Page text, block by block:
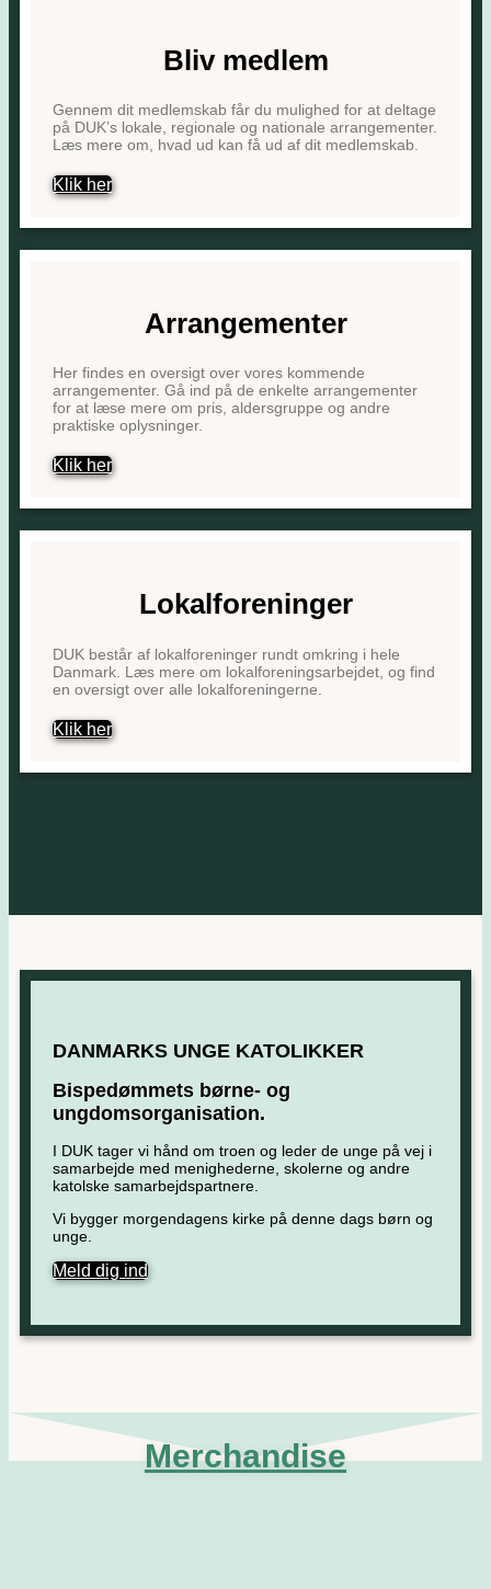
Bliv medlem
Gennem dit medlemskab får du mulighed for at deltage
på DUK’s lokale, regionale og nationale arrangementer.
Læs mere om, hvad ud kan få ud af dit medlemskab.
Klik her
Arrangementer
Her findes en oversigt over vores kommende
arrangementer. Gå ind på de enkelte arrangementer
for at læse mere om pris, aldersgruppe og andre
praktiske oplysninger.
Klik her
Lokalforeninger
DUK består af lokalforeninger rundt omkring i hele
Danmark. Læs mere om lokalforeningsarbejdet, og find
en oversigt over alle lokalforeningerne.
Klik her
DANMARKS UNGE KATOLIKKER
Bispedømmets børne- og
ungdomsorganisation.
I DUK tager vi hånd om troen og leder de unge på vej i
samarbejde med menighederne, skolerne og andre
katolske samarbejdspartnere.
Vi bygger morgendagens kirke på denne dags børn og
unge.
Meld dig ind
Merchandise